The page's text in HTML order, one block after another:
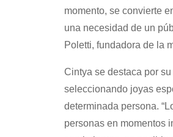
momento, se convierte
una necesidad de un
Poletti, fundadora de la
Cintya se destaca por
seleccionando joyas
determinada persona.
personas en momentos